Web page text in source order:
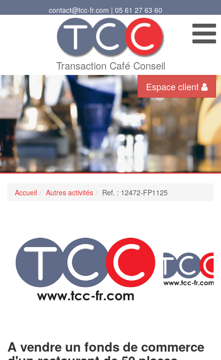
contact@tcc-fr.com | 05 61 27 63 60
Transaction Café Conseil
Espace client
Accueil Autres activités Ref. : 12472-FP1125
A vendre un fonds de commerce